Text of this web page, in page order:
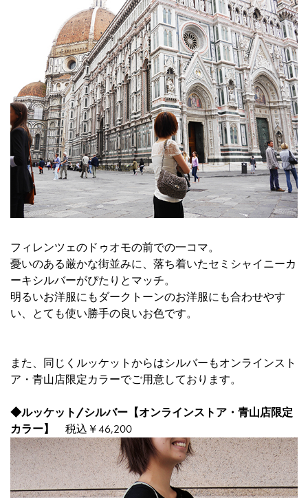
フィレンツェのドゥオモの前での一コマ。
憂いのある厳かな街並みに、落ち着いたセミシャイニーカ
ーキシルバーがぴたりとマッチ。
明るいお洋服にもダークトーンのお洋服にも合わせやす
い、とても使い勝手の良いお色です。
また、同じくルッケットからはシルバーもオンラインスト
ア・青山店限定カラーでご用意しております。
◆ルッケット/シルバー【オンラインストア・青山店限定
カラー】
税込￥46,200